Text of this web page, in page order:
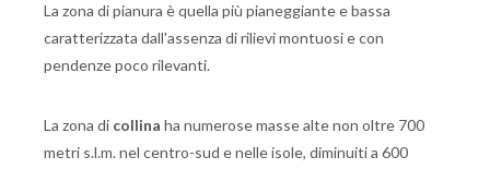
La zona di pianura è quella più pianeggiante e bassa
caratterizzata dall'assenza di rilievi montuosi e con
pendenze poco rilevanti.
La zona di collina ha numerose masse alte non oltre 700
metri s.l.m. nel centro-sud e nelle isole, diminuiti a 600